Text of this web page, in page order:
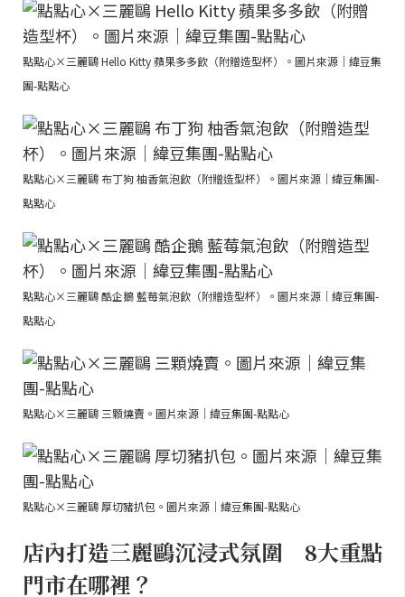
點點心×三麗鷗 Hello Kitty 蘋果多多飲（附贈造型杯）。圖片來源｜緯豆集
團-點點心
點點心×三麗鷗 布丁狗 柚香氣泡飲（附贈造型杯）。圖片來源｜緯豆集團-
點點心
點點心×三麗鷗 酷企鵝 藍莓氣泡飲（附贈造型杯）。圖片來源｜緯豆集團-
點點心
點點心×三麗鷗 三顆燒賣。圖片來源｜緯豆集團-點點心
點點心×三麗鷗 厚切豬扒包。圖片來源｜緯豆集團-點點心
店內打造三麗鷗沉浸式氛圍 8大重點
門市在哪裡？